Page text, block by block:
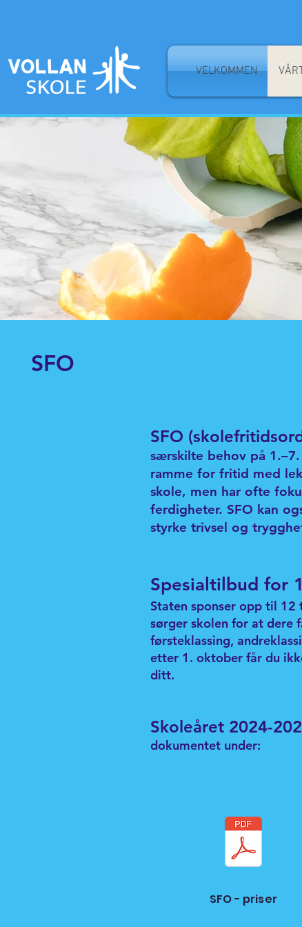
VELKOMMEN
SFO
SFO
særskilte behov på
ramme for fritid med
skole, men har ofte
ferdigheter. SFO kan
styrke trivsel og
Spesialtilbud for
Staten sponser opp til 12
sørger skolen for at dere
førsteklassing,
etter 1. oktober får du
ditt.
Skoleåret 2024-
dokumentet under:
SFO - priser